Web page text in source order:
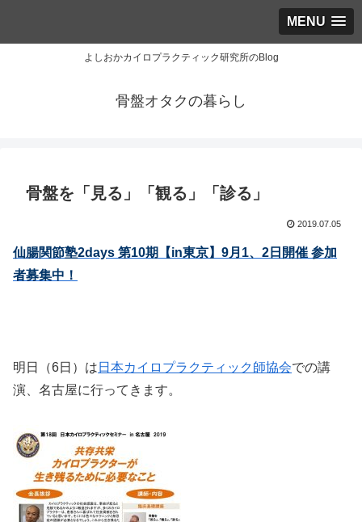
MENU
よしおかカイロプラクティック研究所のBlog
骨盤オタクの暮らし
骨盤を「見る」「観る」「診る」
2019.07.05
仙腸関節塾2days 第10期【in東京】9月1、2日開催 参加
者募集中！
明日（6日）は 日本カイロプラクティック師協会での講
演、名古屋に行ってきます。